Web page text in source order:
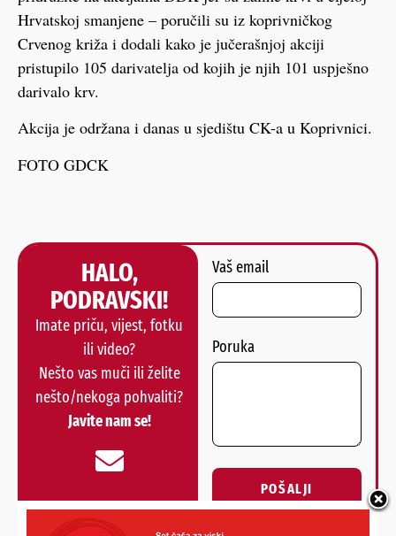
Hrvatskoj smanjene – poručili su iz koprivničkog
Crvenog križa i dodali kako je jučerašnjoj akciji
pristupilo 105 darivatelja od kojih je njih 101 uspješno
darivalo krv.
Akcija je održana i danas u sjedištu CK-a u Koprivnici.
FOTO GDCK
HALO,
PODRAVSKI!
Imate priču, vijest, fotku
ili video?
Nešto vas muči ili želite
nešto/nekoga pohvaliti?
Javite nam se!
Vaš email
Poruka
POŠALJI